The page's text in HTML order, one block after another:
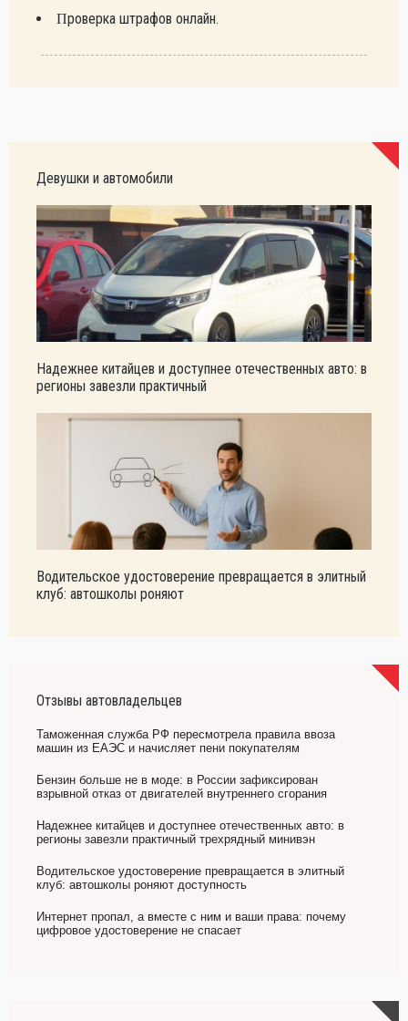
Проверка штрафов онлайн.
Девушки и автомобили
Надежнее китайцев и доступнее отечественных авто: в
регионы завезли практичный
Водительское удостоверение превращается в элитный
клуб: автошколы роняют
Отзывы автовладельцев
Таможенная служба РФ пересмотрела правила ввоза
машин из ЕАЭС и начисляет пени покупателям
Бензин больше не в моде: в России зафиксирован
взрывной отказ от двигателей внутреннего сгорания
Надежнее китайцев и доступнее отечественных авто: в
регионы завезли практичный трехрядный минивэн
Водительское удостоверение превращается в элитный
клуб: автошколы роняют доступность
Интернет пропал, а вместе с ним и ваши права: почему
цифровое удостоверение не спасает